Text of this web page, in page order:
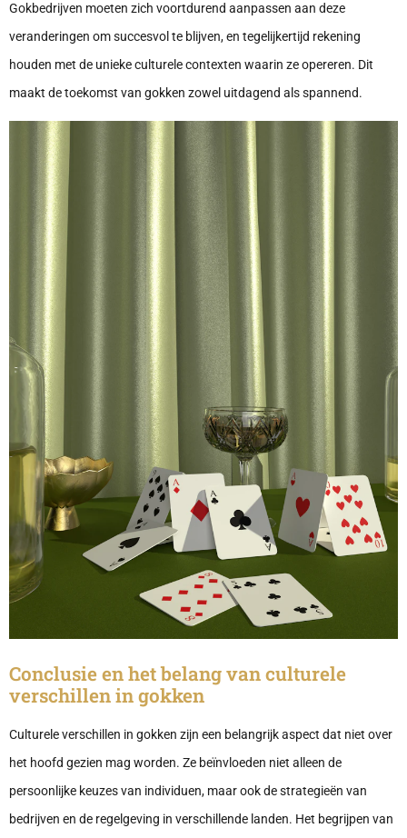
Gokbedrijven moeten zich voortdurend aanpassen aan deze
veranderingen om succesvol te blijven, en tegelijkertijd rekening
houden met de unieke culturele contexten waarin ze opereren. Dit
maakt de toekomst van gokken zowel uitdagend als spannend.
Conclusie en het belang van culturele
verschillen in gokken
Culturele verschillen in gokken zijn een belangrijk aspect dat niet over
het hoofd gezien mag worden. Ze beïnvloeden niet alleen de
persoonlijke keuzes van individuen, maar ook de strategieën van
bedrijven en de regelgeving in verschillende landen. Het begrijpen van